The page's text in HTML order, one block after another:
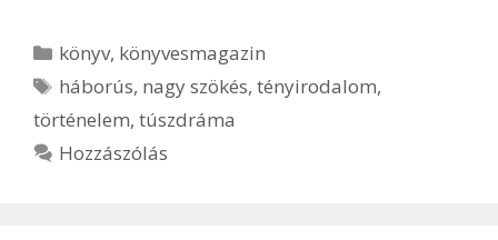
Kategória
könyv, könyvesmagazin
Címkék
háborús, nagy szökés,tényirodalom,
történelem, túszdráma
Hozzászólás